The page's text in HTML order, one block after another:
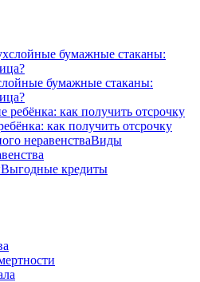
бумажные стаканы:
как получить отсрочку
Виды
Выгодные кредиты